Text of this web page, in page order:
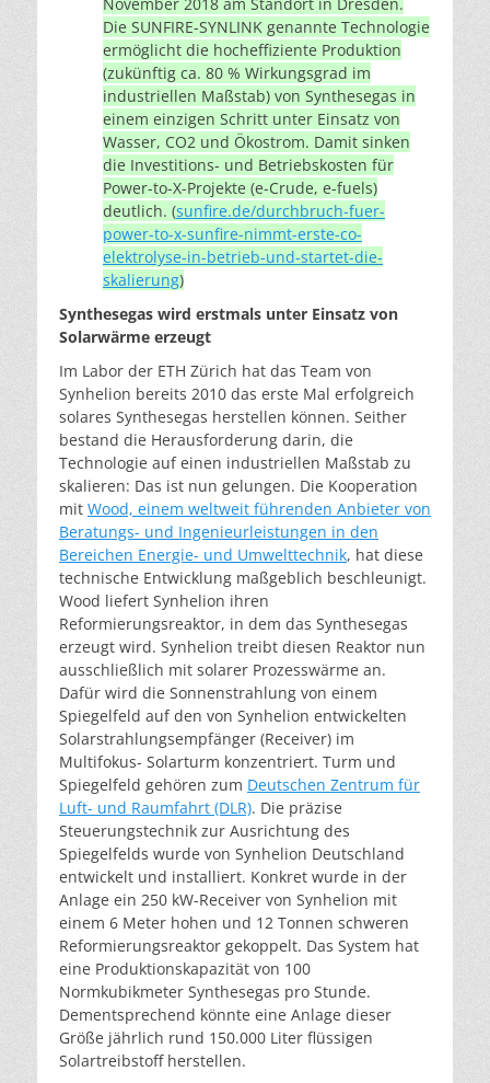
Die SUNFIRE-SYNLINK genannte Technologie
ermöglicht die hocheffiziente Produktion
(zukünftig ca. 80 % Wirkungsgrad im
industriellen Maßstab) von Synthesegas in
einem einzigen Schritt unter Einsatz von
Wasser, CO2 und Ökostrom. Damit sinken
die Investitions- und Betriebskosten für
Power-to-X-Projekte (e-Crude, e-fuels)
deutlich. (sunfire.de/durchbruch-fuer-
power-to-x-sunfire-nimmt-erste-co-
elektrolyse-in-betrieb-und-startet-die-
skalierung)
Synthesegas wird erstmals unter Einsatz von
Solarwärme erzeugt
Im Labor der ETH Zürich hat das Team von
Synhelion bereits 2010 das erste Mal erfolgreich
solares Synthesegas herstellen können. Seither
bestand die Herausforderung darin, die
Technologie auf einen industriellen Maßstab zu
skalieren: Das ist nun gelungen. Die Kooperation
mit Wood, einem weltweit führenden Anbieter von
Beratungs- und Ingenieurleistungen in den
Bereichen Energie- und Umwelttechnik, hat diese
technische Entwicklung maßgeblich beschleunigt.
Wood liefert Synhelion ihren
Reformierungsreaktor, in dem das Synthesegas
erzeugt wird. Synhelion treibt diesen Reaktor nun
ausschließlich mit solarer Prozesswärme an.
Dafür wird die Sonnenstrahlung von einem
Spiegelfeld auf den von Synhelion entwickelten
Solarstrahlungsempfänger (Receiver) im
Multifokus- Solarturm konzentriert. Turm und
Spiegelfeld gehören zum Deutschen Zentrum für
Luft- und Raumfahrt (DLR). Die präzise
Steuerungstechnik zur Ausrichtung des
Spiegelfelds wurde von Synhelion Deutschland
entwickelt und installiert. Konkret wurde in der
Anlage ein 250 kW-Receiver von Synhelion mit
einem 6 Meter hohen und 12 Tonnen schweren
Reformierungsreaktor gekoppelt. Das System hat
eine Produktionskapazität von 100
Normkubikmeter Synthesegas pro Stunde.
Dementsprechend könnte eine Anlage dieser
Größe jährlich rund 150.000 Liter flüssigen
Solartreibstoff herstellen.